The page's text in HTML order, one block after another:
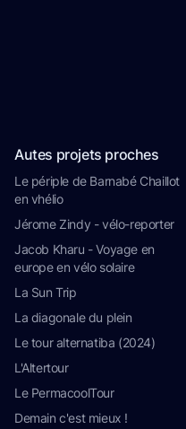
Autes projets proches
Le périple de Barnabé Chaillot
en vhélio
Jérome Zindy - vélo-reporter
Jacob Kharu - Voyage en
europe en vélo solaire
La Sun Trip
La diagonale du plein
Le tour alternatiba (2024)
L'Altertour
Le PermacoolTour
Demain c'est mieux !